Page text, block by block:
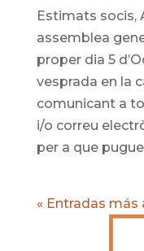
Estimats socis,
assemblea
proper dia 5
vesprada en la
comunicant a
i/o correu
per a que
« Entradas más